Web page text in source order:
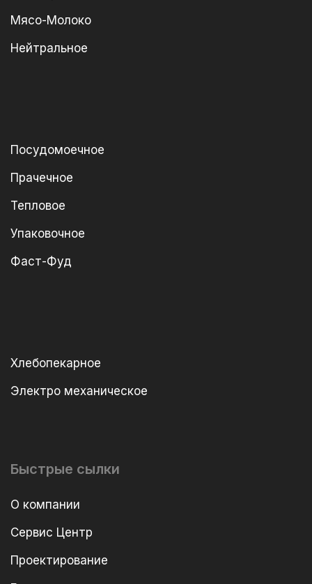
Мясо-Молоко
Нейтральное
Посудомоечное
Прачечное
Тепловое
Упаковочное
Фаст-Фуд
Хлебопекарное
Электро механическое
Быстрые сылки
О компании
Сервис Центр
Проектирование